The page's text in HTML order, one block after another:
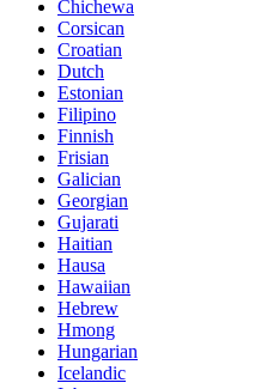
Chichewa
Corsican
Croatian
Dutch
Estonian
Filipino
Finnish
Frisian
Galician
Georgian
Gujarati
Haitian
Hausa
Hawaiian
Hebrew
Hmong
Hungarian
Icelandic